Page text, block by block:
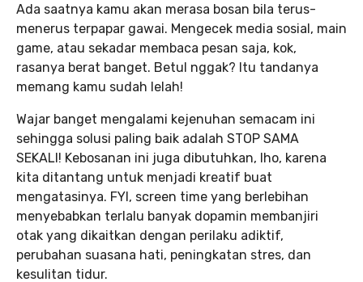
Ada saatnya kamu akan merasa bosan bila terus-
menerus terpapar gawai. Mengecek media sosial, main
game, atau sekadar membaca pesan saja, kok,
rasanya berat banget. Betul nggak? Itu tandanya
memang kamu sudah lelah!
Wajar banget mengalami kejenuhan semacam ini
sehingga solusi paling baik adalah STOP SAMA
SEKALI! Kebosanan ini juga dibutuhkan, lho, karena
kita ditantang untuk menjadi kreatif buat
mengatasinya. FYI, screen time yang berlebihan
menyebabkan terlalu banyak dopamin membanjiri
otak yang dikaitkan dengan perilaku adiktif,
perubahan suasana hati, peningkatan stres, dan
kesulitan tidur.